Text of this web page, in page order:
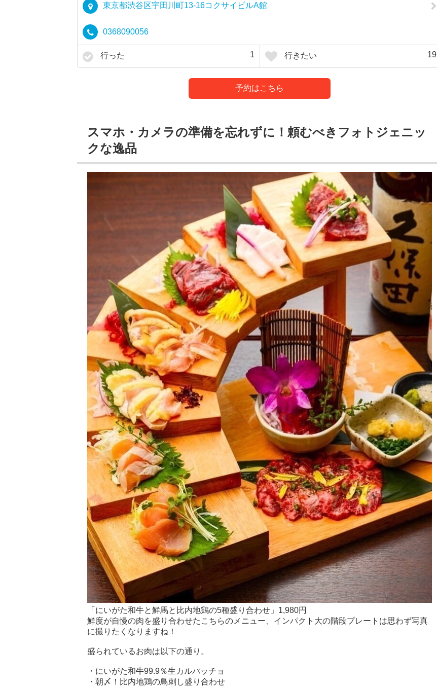
東京都渋谷区宇田川町13-16コクサイビルA館
0368090056
行った 1 行きたい 19
予約はこちら
スマホ・カメラの準備を忘れずに！頼むべきフォトジェニッ
クな逸品
「にいがた和牛と鮮馬と比内地鶏の5種盛り合わせ」1,980円
鮮度が自慢の肉を盛り合わせたこちらのメニュー、インパクト大の階段プレートは思わず写真
に撮りたくなりますね！
盛られているお肉は以下の通り。
・にいがた和牛99.9％生カルパッチョ
・朝〆！比内地鶏の鳥刺し盛り合わせ